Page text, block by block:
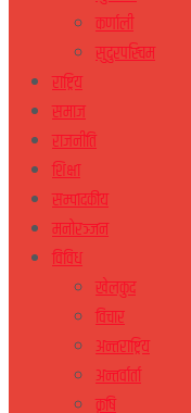
कर्णाली
सुदुरपस्चिम
राष्ट्रिय
समाज
राजनीति
शिक्षा
सम्पादकीय
मनोरञ्जन
विविध
खेलकुद
विचार
अन्तराष्ट्रिय
अन्तर्वार्ता
कृषि